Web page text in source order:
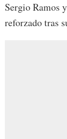
Sergio Ramos
reforzado tras